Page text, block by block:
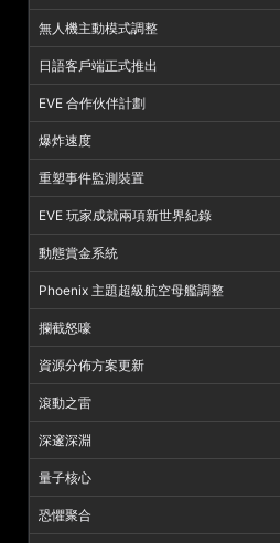
無人機主動模式調整
日語客戶端正式推出
EVE 合作伙伴計劃
爆炸速度
重塑事件監測裝置
EVE 玩家成就兩項新世界紀錄
動態賞金系統
Phoenix 主題超級航空母艦調整
攔截怒嚎
資源分佈方案更新
滾動之雷
深邃深淵
量子核心
恐懼聚合